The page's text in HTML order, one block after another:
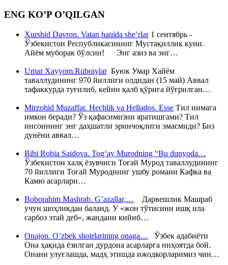
ENG KO’P O’QILGAN
Xurshid Davron. Vatan haqida she’rlar1 сентябрь -
Ўзбекистон Республикасининг Мустақиллик куни.
Айём муборак бўлсин! Энг азиз ва энг…
Umar Xayyom.RuboiylarБуюк Умар Хайём
таваллудининг 970 йиллиги олдидан (15 май) Аввал
тафаккурда туғилиб, кейин қалб қўрига йўғрилган…
Mirzohid Muzaffar. Hechlik va Hellados. Esse Тил нимага
имкон беради? Ўз қафасимизни яратишгами? Тил
инсоннинг энг даҳшатли эринчоқлиги эмасмиди? Биз
дунёни аввал…
Bibi Robia Saidova. Tog‘ay Murodning “Bu dunyoda…
Ўзбекистон халқ ёзувчиси Тоғай Мурод таваллудининг
70 йиллиги Тоғай Муроднинг ушбу романи Кафка ва
Камю асарлари…
Boborahim Mashrab. G’azallar,… Дарвешлик Машраб
учун шоҳликдан баланд. У «жон тўтисини ишқ ила
сарбоз этай деб», жандани кийиб…
Onajon. O’zbek shoirlarining onaga… Ўзбек адабиёти
Она ҳақида ёзилган дурдона асарларга ниҳоятда бой.
Онани улуғлашда, мадҳ этишда ижодкорларимиз чин…